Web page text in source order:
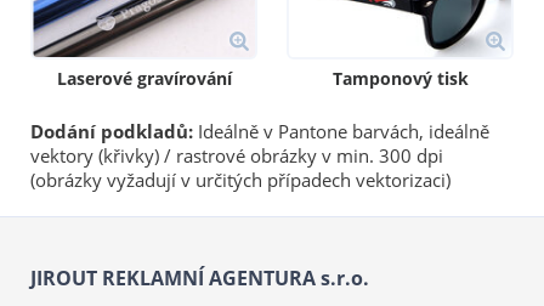
Laserové gravírování Tamponový tisk
Dodání podkladů: Ideálně v Pantone barvách, ideálně
vektory (křivky) / rastrové obrázky v min. 300 dpi
(obrázky vyžadují v určitých případech vektorizaci)
JIROUT REKLAMNÍ AGENTURA s.r.o.